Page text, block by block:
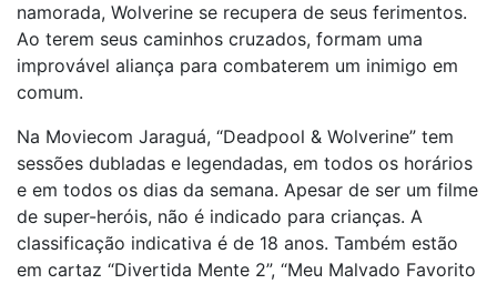
namorada, Wolverine se recupera de seus ferimentos.
Ao terem seus caminhos cruzados, formam uma
improvável aliança para combaterem um inimigo em
comum.
Na Moviecom Jaraguá, “Deadpool & Wolverine” tem
sessões dubladas e legendadas, em todos os horários
e em todos os dias da semana. Apesar de ser um filme
de super-heróis, não é indicado para crianças. A
classificação indicativa é de 18 anos. Também estão
em cartaz “Divertida Mente 2”, “Meu Malvado Favorito